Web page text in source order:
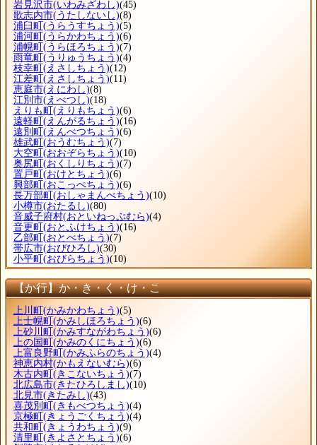
岩見沢市(いわみざわし)(45)
歌志内市(うたしないし)(8)
浦臼町 (うらうすちょう)(5)
浦河町 (うらかわちょう)(6)
浦幌町 (うらほろちょう)(7)
雨竜町 (うりゅうちょう)(4)
枝幸町 (えさしちょう)(12)
江差町 (えさしちょう)(11)
恵庭市(えにわし)(8)
江別市(えべつし)(18)
えりも町 (えりもちょう)(6)
遠軽町 (えんがるちょう)(16)
遠別町 (えんべつちょう)(6)
雄武町 (おうむちょう)(7)
大空町 (おおぞらちょう)(10)
奥尻町 (おくしりちょう)(7)
置戸町 (おけとちょう)(6)
興部町 (おこっぺちょう)(6)
長万部町 (おしゃまんべちょう)(10)
小樽市(おたるし)(80)
音威子府村(おといねっぷむら)(4)
音更町 (おとふけちょう)(16)
乙部町 (おとべちょう)(7)
帯広市(おびひろし)(30)
小平町 (おびらちょう)(10)
【か行】か・き・く・け・こ
上川町 (かみかわちょう)(5)
上士幌町 (かみしほろちょう)(6)
上砂川町 (かみすながわちょう)(6)
上の国町 (かみのくにちょう)(6)
上富良野町 (かみふらのちょう)(4)
神恵内村(かもえないむら)(6)
木古内町 (きこないちょう)(7)
北広島市(きたひろしまし)(10)
北見市(きたみし)(43)
喜茂別町 (きもべつちょう)(4)
京極町 (きょうごくちょう)(4)
共和町 (きょうわちょう)(9)
清里町 (きよさとちょう)(6)